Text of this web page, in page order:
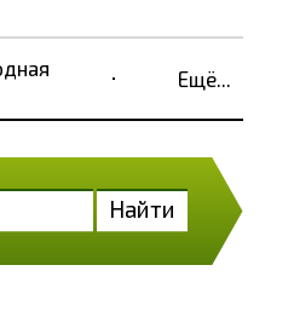
Ещё...
Найти